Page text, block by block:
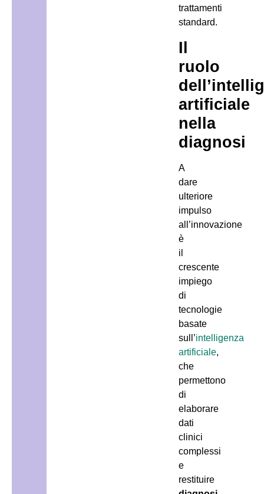
trattamenti
standard.
Il
ruolo
artificiale
nella
diagnosi
A
dare
ulteriore
impulso
all’innovazione
è
il
crescente
impiego
di
tecnologie
basate
sull’intelligenza
artificiale,
che
permettono
di
elaborare
dati
clinici
complessi
e
restituire